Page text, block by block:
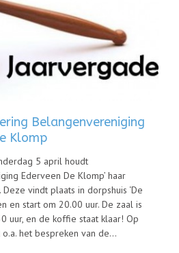
Belangenvereniging
Klomp
5 april houdt
Ederveen De Klomp’ haar
vindt plaats in dorpshuis ‘De
en start om 20.00 uur. De zaal is
uur, en de koffie staat klaar! Op
het bespreken van de...